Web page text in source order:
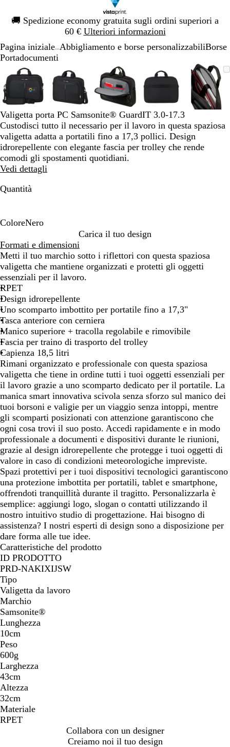
🚚 Spedizione economy gratuita sugli ordini superiori a
60 € Ulteriori informazioni
Diapositiva
1
Pagina iniziale Abbigliamento e borse personalizzabiliBorse
Portadocumenti
L’immagine
può
essere
ingrandita
Ingrandito
a
minimo
Clicca
per
allargare
Usa
i
comandi
+
e
+
per
ingrandire
o
ridurre
e
le
spostarti
L’immagine
può
essere
ingrandita
Ingrandito
a
minimo
Clicca
per
allargare
Usa
i
comandi
+
e
+
per
ingrandire
o
ridurre
L’immagine
può
essere
ingrandita
Ingrandito
a
minimo
Clicca
per
allargare
Usa
i
comandi
+
e
+
per
ingrandire
o
L’immagine
può
essere
ingrandita
Ingrandito
a
minimo
Clicca
per
allargare
Usa
i
comandi
+
e
+
per
ingrandire
o
può
essere
a
Clicca
per
Usa
i
+
e
+
Diapositiva
di
5
Valigetta porta PC Samsonite® GuardIT 3.0-17.3
Custodisci tutto il necessario per il lavoro in questa spaziosa
valigetta adatta a portatili fino a 17,3 pollici. Design
idrorepellente con elegante fascia per trolley che rende
comodi gli spostamenti quotidiani.
Vedi dettagli
Quantità
ColoreNero
e
r
o
Carica il tuo design
Formati e dimensioni
Metti il tuo marchio sotto i riflettori con questa spaziosa
valigetta che mantiene organizzati e protetti gli oggetti
essenziali per il lavoro.
RPET
Design idrorepellente
Uno scomparto imbottito per portatile fino a 17,3"
Tasca anteriore con cerniera
Manico superiore + tracolla regolabile e rimovibile
Fascia per traino di trasporto del trolley
Capienza 18,5 litri
Rimani organizzato e professionale con questa spaziosa
valigetta che tiene in ordine tutti i tuoi oggetti essenziali per
il lavoro grazie a uno scomparto dedicato per il portatile. La
manica smart innovativa scivola senza sforzo sul manico dei
tuoi borsoni e valigie per un viaggio senza intoppi, mentre
gli scomparti posizionati con attenzione garantiscono che
ogni cosa trovi il suo posto. Accedi rapidamente e in modo
professionale a documenti e dispositivi durante le riunioni,
grazie al design idrorepellente che protegge i tuoi oggetti di
valore in caso di condizioni meteorologiche impreviste.
Spazi protettivi per i tuoi dispositivi tecnologici garantiscono
una protezione imbottita per portatili, tablet e smartphone,
offrendoti tranquillità durante il tragitto. Personalizzarla è
semplice: aggiungi logo, slogan o contatti utilizzando il
nostro intuitivo studio di progettazione. Hai bisogno di
assistenza? I nostri esperti di design sono a disposizione per
dare forma alle tue idee.
Caratteristiche del prodotto
ID PRODOTTO
PRD-NAKIXIJSW
Tipo
Valigetta da lavoro
Marchio
Samsonite®
Lunghezza
10cm
Peso
600g
Larghezza
43cm
Altezza
32cm
Materiale
RPET
Collabora con un designer
Creiamo noi il tuo design